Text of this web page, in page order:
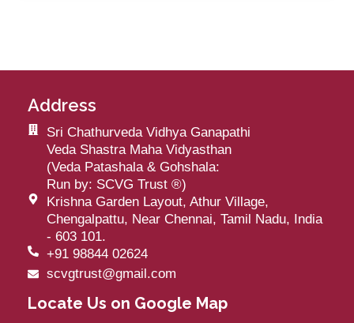
Address
Sri Chathurveda Vidhya Ganapathi
Veda Shastra Maha Vidyasthan
(Veda Patashala & Gohshala:
Run by: SCVG Trust ®)
Krishna Garden Layout, Athur Village,
Chengalpattu, Near Chennai, Tamil Nadu, India
- 603 101.
+91 98844 02624
scvgtrust@gmail.com
Locate Us on Google Map